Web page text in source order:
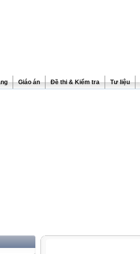
Giáo án Đề thi & Kiểm tra Tư liệu